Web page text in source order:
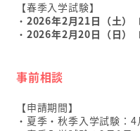
【春季入学試験】
・ 2026年2月21日（土）
・ 2026年2月20日（日）
事前相談
【申請期間】
・夏季・秋季入学試験：